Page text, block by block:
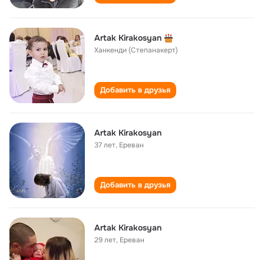
Artak Kirakosyan
Ханкенди (Степанакерт)
Добавить в друзья
Artak Kirakosyan
37 лет, Ереван
Добавить в друзья
Artak Kirakosyan
29 лет, Ереван